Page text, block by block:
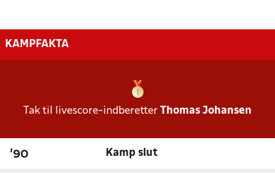
KAMPFAKTA
Tak til livescore-indberetter Thomas Johansen
'90 Kamp slut